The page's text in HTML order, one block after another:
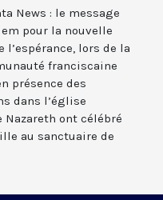
News : le message
pour la nouvelle
l’espérance, lors de la
franciscaine
présence des
dans l’église
ont célébré
au sanctuaire de